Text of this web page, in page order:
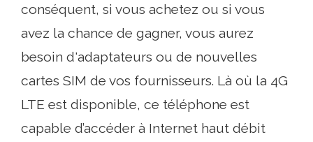
conséquent, si vous achetez ou si vous
avez la chance de gagner, vous aurez
besoin d'adaptateurs ou de nouvelles
cartes SIM de vos fournisseurs. Là où la 4G
LTE est disponible, ce téléphone est
capable d’accéder à Internet haut débit